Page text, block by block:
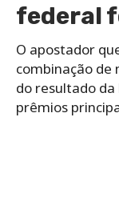
federal
O apostador
combinação de
do resultado
prêmios